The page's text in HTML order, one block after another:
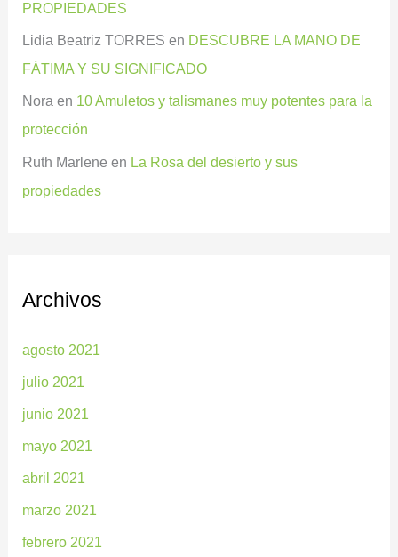
PROPIEDADES
Lidia Beatriz TORRES en DESCUBRE LA MANO DE
FÁTIMA Y SU SIGNIFICADO
Nora en 10 Amuletos y talismanes muy potentes para la
protección
Ruth Marlene en La Rosa del desierto y sus
propiedades
Archivos
agosto 2021
julio 2021
junio 2021
mayo 2021
abril 2021
marzo 2021
febrero 2021